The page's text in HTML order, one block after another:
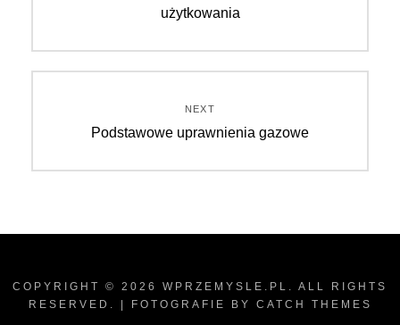
użytkowania
NEXT
Next
Podstawowe uprawnienia gazowe
COPYRIGHT © 2026 WPRZEMYSLE.PL . ALL RIGHTS
RESERVED. | FOTOGRAFIE BY CATCH THEMES